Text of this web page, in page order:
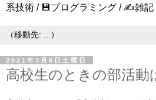
系技術 / 💾プログラミング / ✍️雑記
2021年3月6日土曜日
高校生のときの部活動